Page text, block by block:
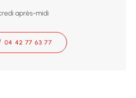
après-midi
04 42 77 63 77